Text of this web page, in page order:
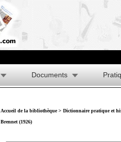
Documents
Accueil de la bibliothèque> Dictionnaire pratique et
Brennet (1926)